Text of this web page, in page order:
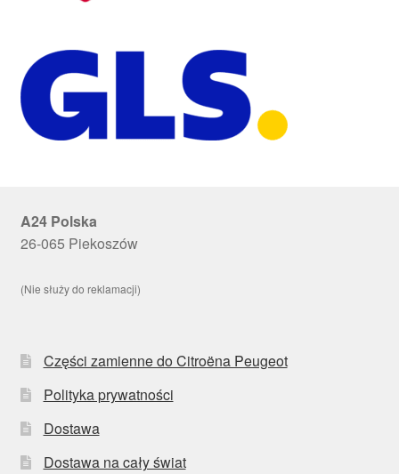
A24 Polska
26-065 Piekoszów
(Nie służy do reklamacji)
Części zamienne do Citroëna Peugeot
Polityka prywatności
Dostawa
Dostawa na cały świat